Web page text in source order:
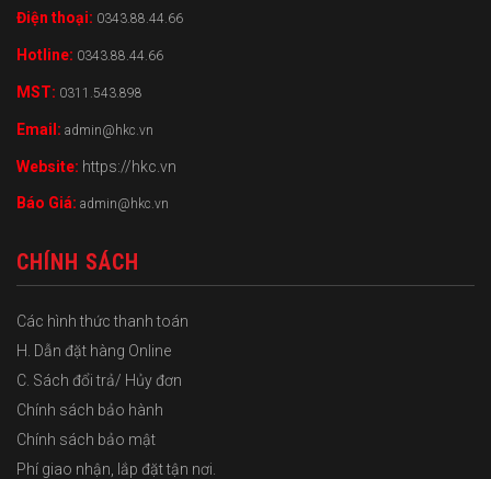
Điện thoại: 0343.88.44.66
Hotline: 0343.88.44.66
MST: 0311.543.898
Email: admin@hkc.vn
Website: https://hkc.vn
Báo Giá: admin@hkc.vn
CHÍNH SÁCH
Các hình thức thanh toán
H. Dẫn đặt hàng Online
C. Sách đổi trả/ Hủy đơn
Chính sách bảo hành
Chính sách bảo mật
Phí giao nhận, lắp đặt tận nơi.